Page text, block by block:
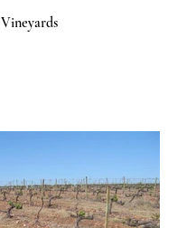
Vineyards